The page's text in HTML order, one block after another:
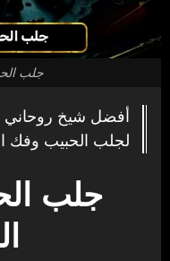
جلب
أفضل شيخ روحاني
لجلب الحبيب وفك
جلب